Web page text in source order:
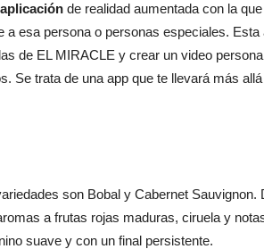
aplicación de realidad aumentada con la
a esa persona o personas especiales.
de EL MIRACLE y crear un video
Se trata de una app que te llevará más
son Bobal y Cabernet Sauvignon.
a frutas rojas maduras, ciruela y
suave y con un final persistente.